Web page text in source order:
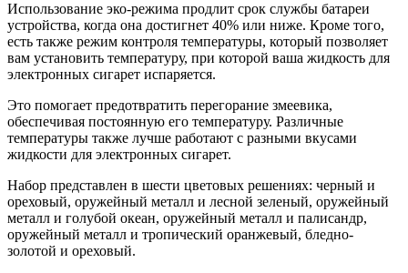
Использование эко-режима продлит срок службы батареи
устройства, когда она достигнет 40% или ниже. Кроме того,
есть также режим контроля температуры, который позволяет
вам установить температуру, при которой ваша жидкость для
электронных сигарет испаряется.
Это помогает предотвратить перегорание змеевика,
обеспечивая постоянную его температуру. Различные
температуры также лучше работают с разными вкусами
жидкости для электронных сигарет.
Набор представлен в шести цветовых решениях: черный и
ореховый, оружейный металл и лесной зеленый, оружейный
металл и голубой океан, оружейный металл и палисандр,
оружейный металл и тропический оранжевый, бледно-
золотой и ореховый.